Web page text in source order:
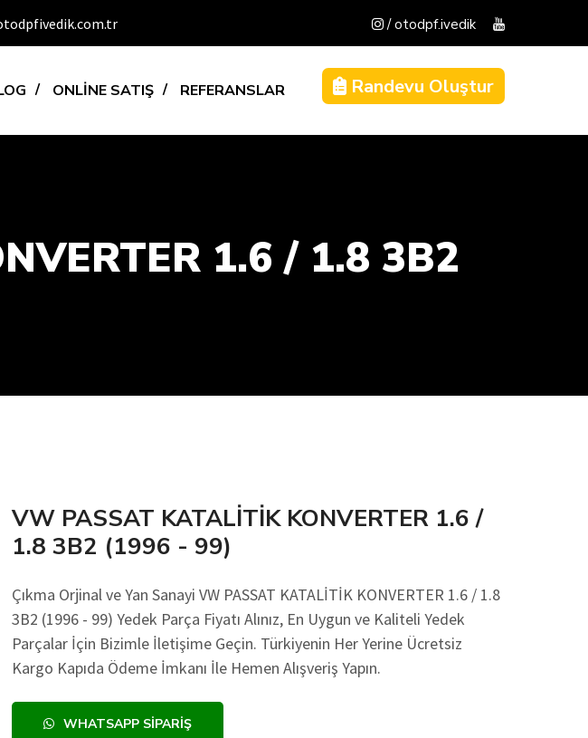
/ otodpf.ivedik
ONLİNE SATIŞ REFERANSLAR Randevu Oluştur
1.6 / 1.8 3B2
VW PASSAT KATALİTİK KONVERTER 1.6 /
1.8 3B2 (1996 - 99)
Çıkma Orjinal ve Yan Sanayi VW PASSAT KATALİTİK KONVERTER 1.6 / 1.8
3B2 (1996 - 99) Yedek Parça Fiyatı Alınız, En Uygun ve Kaliteli Yedek
Parçalar İçin Bizimle İletişime Geçin. Türkiyenin Her Yerine Ücretsiz
Kargo Kapıda Ödeme İmkanı İle Hemen Alışveriş Yapın.
WHATSAPP SIPARIŞ